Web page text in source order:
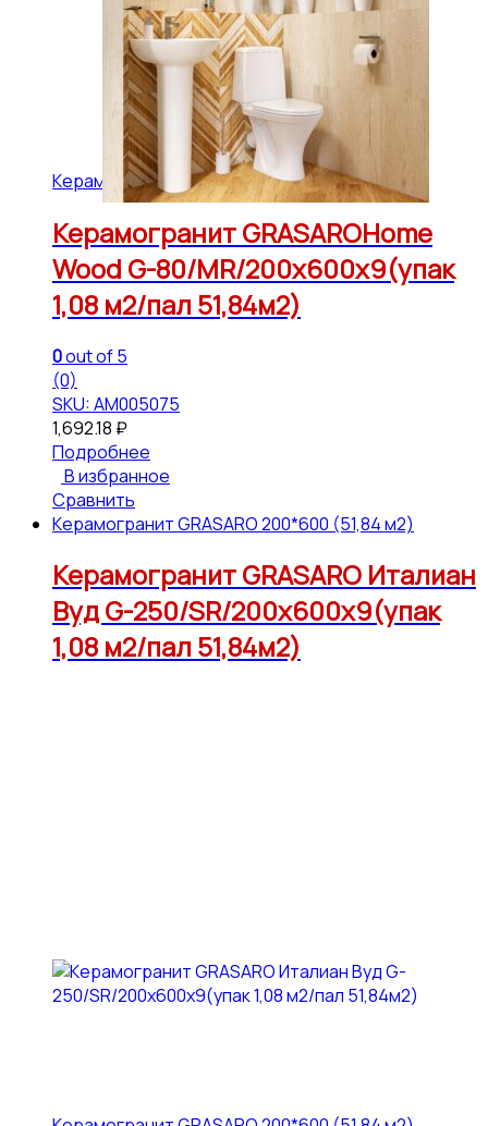
Керамогранит GRASARO 200*600 (51,84 м2)
Керамогранит GRASAROHome
Wood G-80/MR/200x600x9(упак
1,08 м2/пал 51,84м2)
0out of 5
(0)
SKU: АМ005075
1,692.18 ₽
Подробнее
В избранное
Сравнить
Керамогранит GRASARO 200*600 (51,84 м2)
Керамогранит GRASARO Италиан
Вуд G-250/SR/200x600x9(упак
1,08 м2/пал 51,84м2)